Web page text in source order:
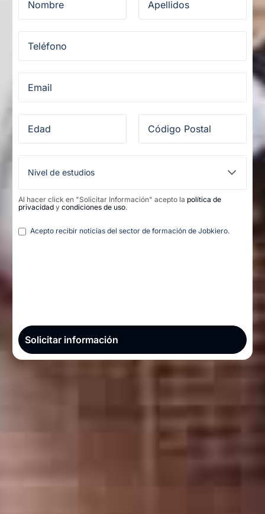
Al hacer click en "Solicitar Información" acepto la política de
privacidad y condiciones de uso.
Acepto recibir noticias del sector de formación de Jobkiero.